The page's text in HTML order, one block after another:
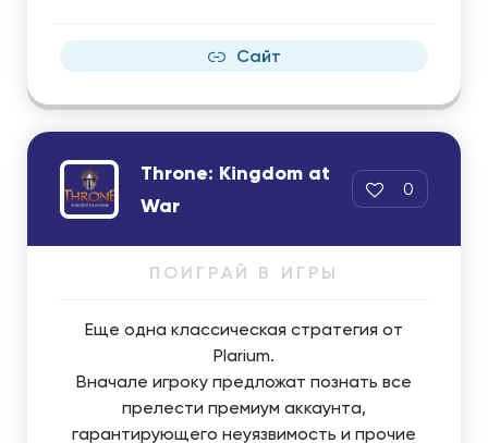
Сайт
Throne: Kingdom at
War
0
ПОИГРАЙ В ИГРЫ
Еще одна классическая стратегия от
Plarium.
Вначале игроку предложат познать все
прелести премиум аккаунта,
гарантирующего неуязвимость и прочие